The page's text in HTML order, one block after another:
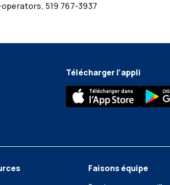
, 519 767-3937
Télécharger l’appli
Faisons équipe